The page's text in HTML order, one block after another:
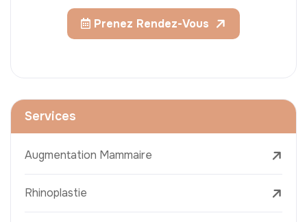
Prenez Rendez-Vous
Services
Augmentation Mammaire
Rhinoplastie